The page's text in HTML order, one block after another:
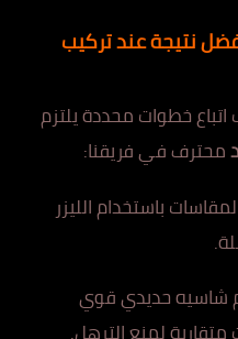
نتيجة عند تركيب
خطوات محددة يلتزم
محترف في فريقنا:
باستخدام الليزر
شاسيه حديدي قوي